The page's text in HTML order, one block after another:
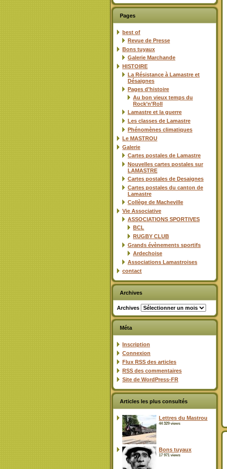
Pages
best of
Revue de Presse
Bons tuyaux
Galerie Marchande
HISTOIRE
La Résistance à Lamastre et
Désaignes
Pages d’histoire
Au bon vieux temps du
Rock’n’Roll
Lamastre et la guerre
Les classes de Lamastre
Phénomènes climatiques
Le MASTROU
Galerie
Cartes postales de Lamastre
Nouvelles cartes postales sur
LAMASTRE
Cartes postales de Desaignes
Cartes postales du canton de
Lamastre
Collège de Macheville
Vie Associative
ASSOCIATIONS SPORTIVES
BCL
RUGBY CLUB
Grands évènements sportifs
Ardechoise
Associations Lamastroises
contact
Archives
Archives
Méta
Inscription
Connexion
Flux RSS des articles
RSS des commentaires
Site de WordPress-FR
Articles les plus consultés
Lettres du Mastrou
44 329 views
Bons tuyaux
17 971 views